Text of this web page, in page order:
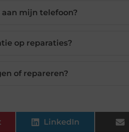
mijn telefoon?
op reparaties?
of repareren?
LinkedIn